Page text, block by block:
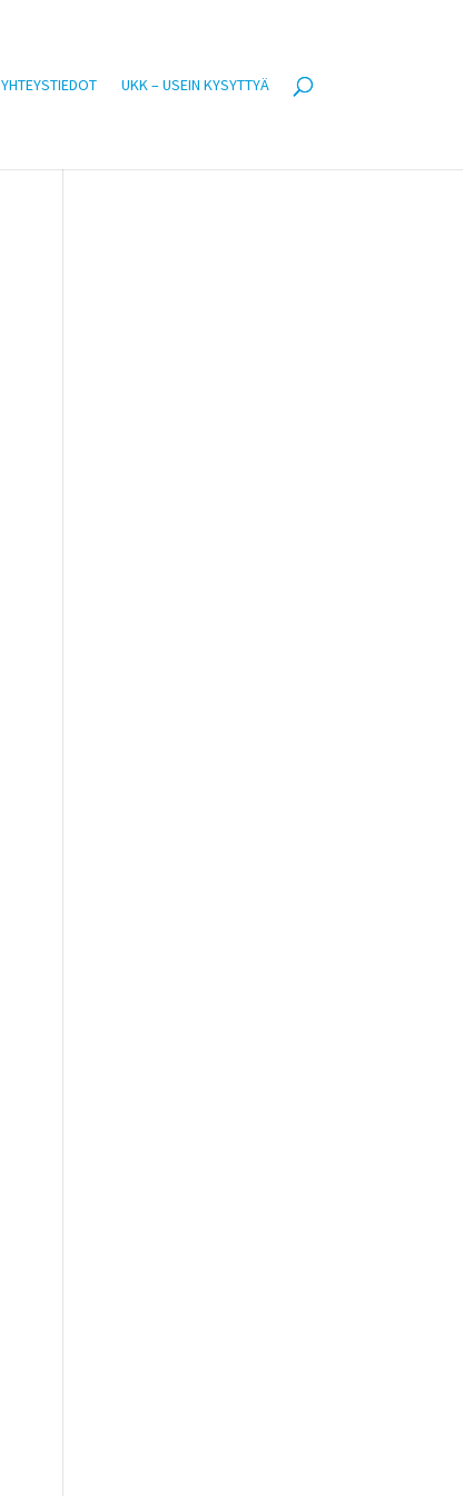
YHTEYSTIEDOT UKK – USEIN KYSYTTYÄ